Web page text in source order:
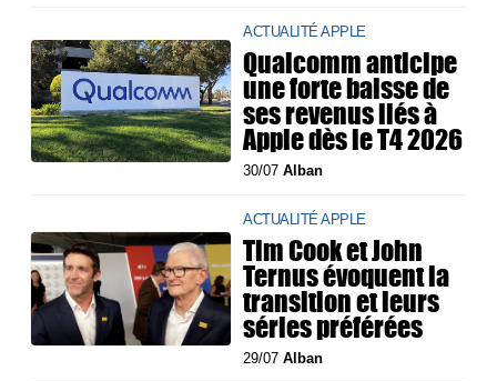
ACTUALITÉ APPLE
Qualcomm anticipe
une forte baisse de
ses revenus liés à
Apple dès le T4 2026
30/07Alban
ACTUALITÉ APPLE
Tim Cook et John
Ternus évoquent la
transition et leurs
séries préférées
29/07Alban